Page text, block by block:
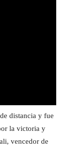
distancia y fue
la victoria y
vencedor de